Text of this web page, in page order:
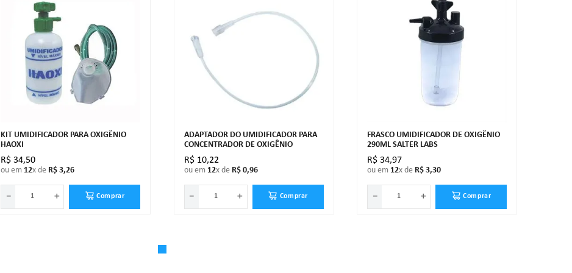
KIT UMIDIFICADOR PARA OXIGÊNIO
HAOXI
R$ 34,50
ou em 12x de R$ 3,26
＋
－ Comprar
ADAPTADOR DO UMIDIFICADOR PARA
CONCENTRADOR DE OXIGÊNIO
R$ 10,22
ou em 12x de R$ 0,96
＋
－ Comprar
FRASCO UMIDIFICADOR DE OXIGÊNIO
290ML SALTER LABS
R$ 34,97
ou em 12x de R$ 3,30
＋
－ Comprar